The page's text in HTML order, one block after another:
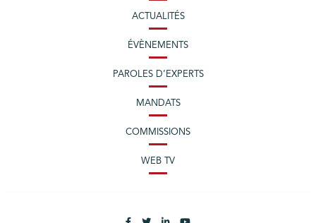
ACTUALITÉS
ÉVÈNEMENTS
PAROLES D’EXPERTS
MANDATS
COMMISSIONS
WEB TV